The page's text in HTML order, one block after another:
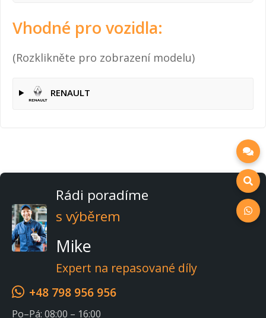
Vhodné pro vozidla:
(Rozklikněte pro zobrazení modelu)
RENAULT
Rádi poradíme
s výběrem
Mike
Expert na repasované díly
+48 798 956 956
Po–Pá: 08:00 – 16:00